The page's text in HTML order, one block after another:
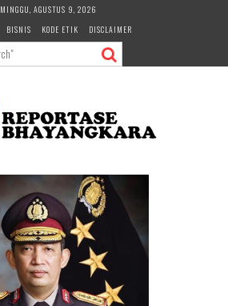
MINGGU, AGUSTUS 9, 2026
BISNIS KODE ETIK DISCLAIMER